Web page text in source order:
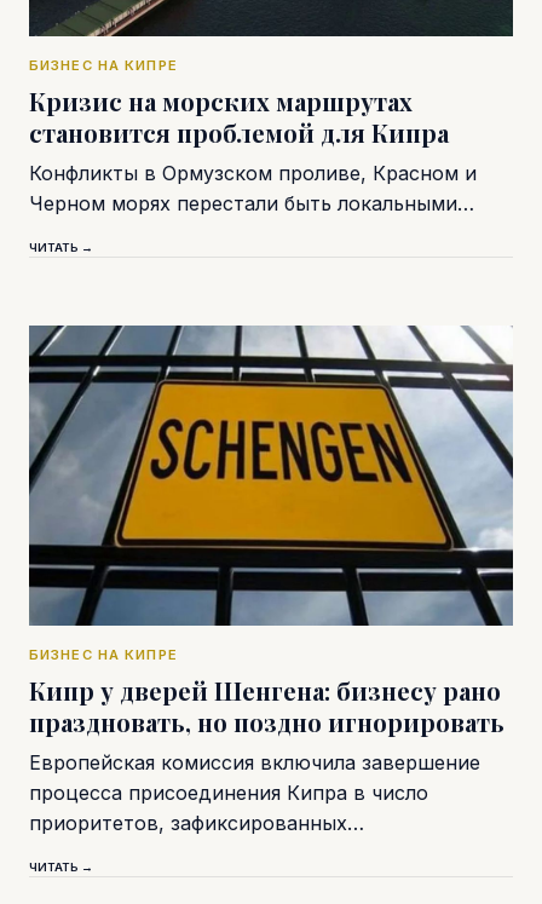
БИЗНЕС НА КИПРЕ
Кризис на морских маршрутах
становится проблемой для Кипра
Конфликты в Ормузском проливе, Красном и
Черном морях перестали быть локальными…
ЧИТАТЬ →
БИЗНЕС НА КИПРЕ
Кипр у дверей Шенгена: бизнесу рано
праздновать, но поздно игнорировать
Европейская комиссия включила завершение
процесса присоединения Кипра в число
приоритетов, зафиксированных…
ЧИТАТЬ →